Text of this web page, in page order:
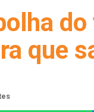
que